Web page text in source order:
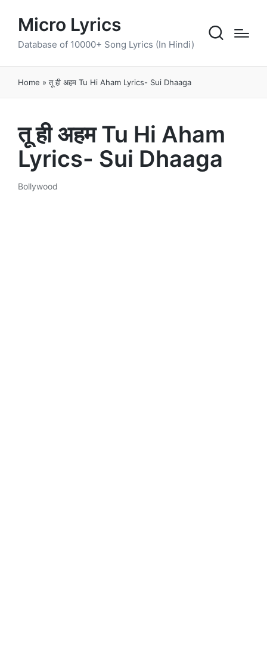
Micro Lyrics
Database of 10000+ Song Lyrics (In Hindi)
Home »तू ही अहम Tu Hi Aham Lyrics- Sui Dhaaga
तू ही अहम Tu Hi Aham
Lyrics- Sui Dhaaga
Posted
Bollywood